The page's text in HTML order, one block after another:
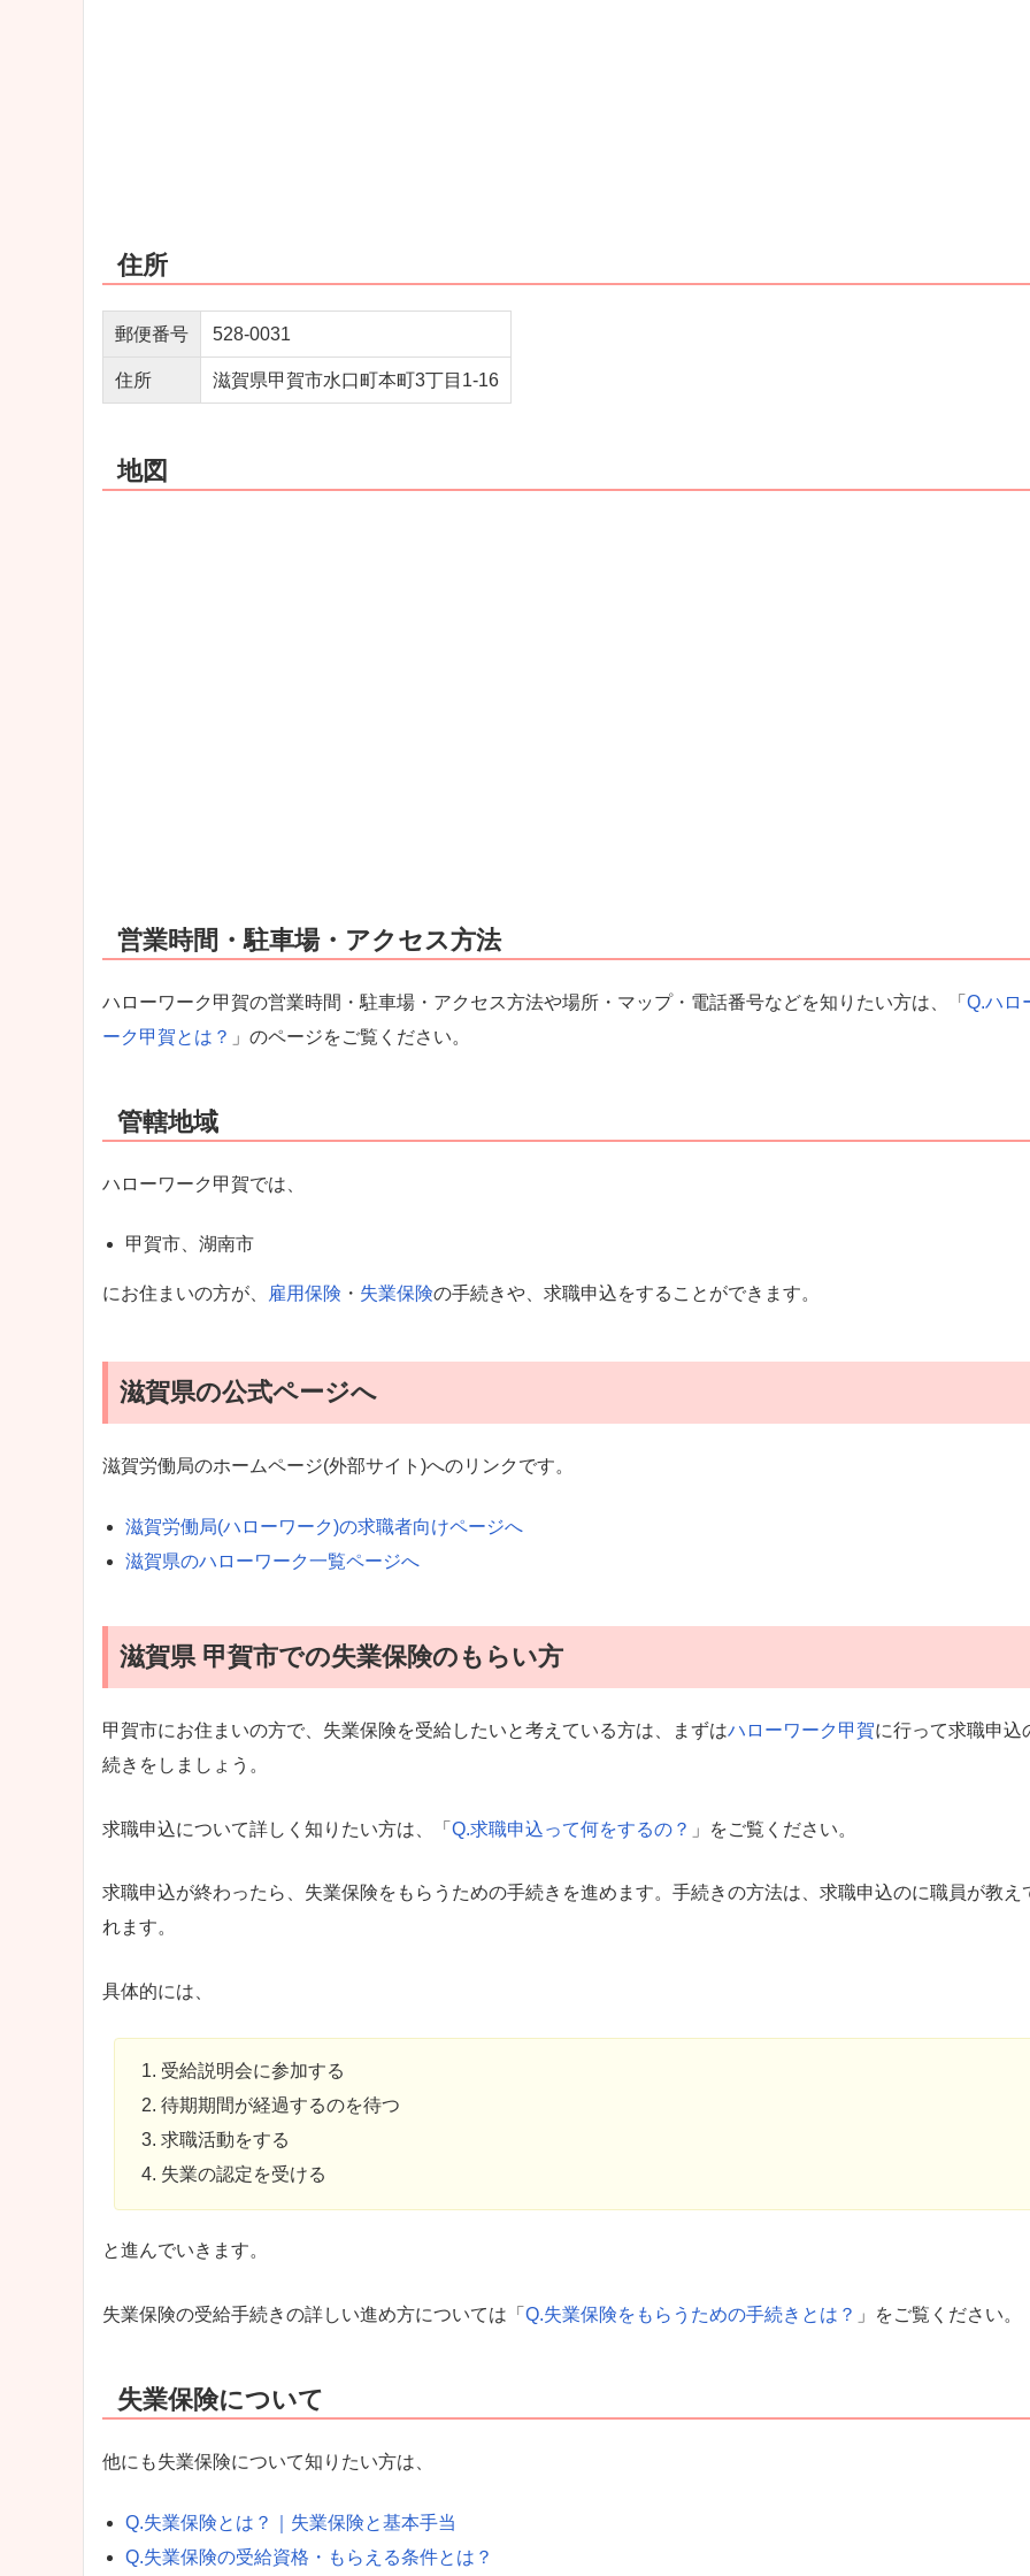
住所
郵便番号 528-0031
住所 滋賀県甲賀市水口町本町3丁目1-16
地図
営業時間・駐車場・アクセス方法
ハローワーク甲賀の営業時間・駐車場・アクセス方法や場所・マップ・電話番号などを知りたい方は、「 Q.ハロ
ーク甲賀とは？ 」のページをご覧ください。
管轄地域
ハローワーク甲賀では、
甲賀市、湖南市
にお住まいの方が、 雇用保険 ・ 失業保険の手続きや、求職申込をすることができます。
滋賀県の公式ページへ
滋賀労働局のホームページ(外部サイト)へのリンクです。
滋賀労働局(ハローワーク)の求職者向けページへ
滋賀県のハローワーク一覧ページへ
滋賀県 甲賀市での失業保険のもらい方
甲賀市にお住まいの方で、失業保険を受給したいと考えている方は、まずはハローワーク甲賀に行って求職申込
続きをしましょう。
求職申込について詳しく知りたい方は、「 Q.求職申込って何をするの？ 」をご覧ください。
求職申込が終わったら、失業保険をもらうための手続きを進めます。手続きの方法は、求職申込のに職員が教え
れます。
具体的には、
受給説明会に参加する
待期期間が経過するのを待つ
求職活動をする
失業の認定を受ける
と進んでいきます。
失業保険の受給手続きの詳しい進め方については「 Q.失業保険をもらうための手続きとは？ 」をご覧ください。
失業保険について
他にも失業保険について知りたい方は、
Q.失業保険とは？｜失業保険と基本手当
Q.失業保険の受給資格・もらえる条件とは？